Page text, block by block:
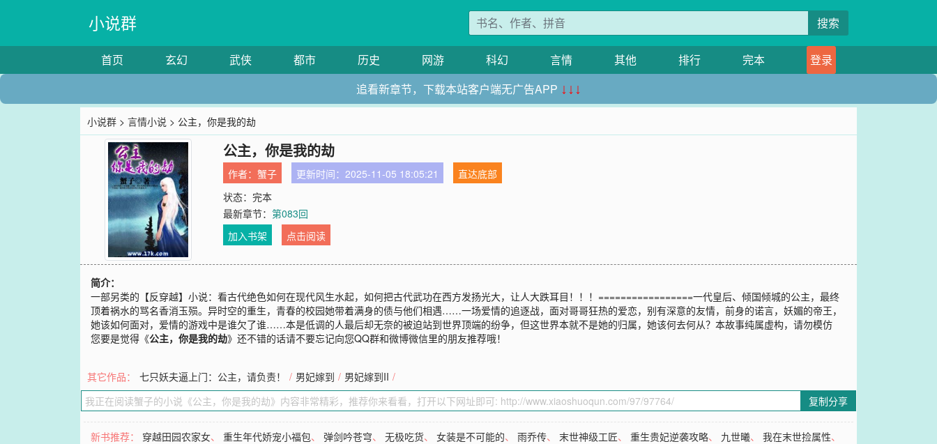
小说群 搜索
首页 玄幻 武侠 都市 历史 网游 科幻 言情 其他 排行 完本
登录
追看新章节，下载本站客户端无广告APP ↓↓↓
小说群 >言情小说 > 公主，你是我的劫
公主，你是我的劫
作者：蟹子 更新时间：2025-11-05 18:05:21
直达底部
状态：完本
最新章节：第083回
加入书架
点击阅读
简介：
一部另类的【反穿越】小说：看古代绝色如何在现代风生水起，如何把古代武功在西方发扬光大，让人大跌耳目！！！=================一代皇后、倾国倾城的公主，最终
顶着祸水的骂名香消玉殒。异时空的重生，青春的校园她带着满身的债与他们相遇……一场爱情的追逐战，面对哥哥狂热的爱恋，别有深意的友情，前身的诺言，妖媚的帝王，
她该如何面对，爱情的游戏中是谁欠了谁……本是低调的人最后却无奈的被迫站到世界顶端的纷争，但这世界本就不是她的归属，她该何去何从？本故事纯属虚构，请勿模仿
您要是觉得《公主，你是我的劫》还不错的话请不要忘记向您QQ群和微博微信里的朋友推荐哦！
其它作品： 七只妖夫逼上门：公主，请负责！ / 男妃嫁到 / 男妃嫁到II /
复制分享
新书推荐： 穿越田园农家女、重生年代娇宠小福包、弹剑吟苍穹、无极吃货、女装是不可能的、雨乔传、末世神级工匠、重生贵妃逆袭攻略、 九世曦、我在末世捡属性、